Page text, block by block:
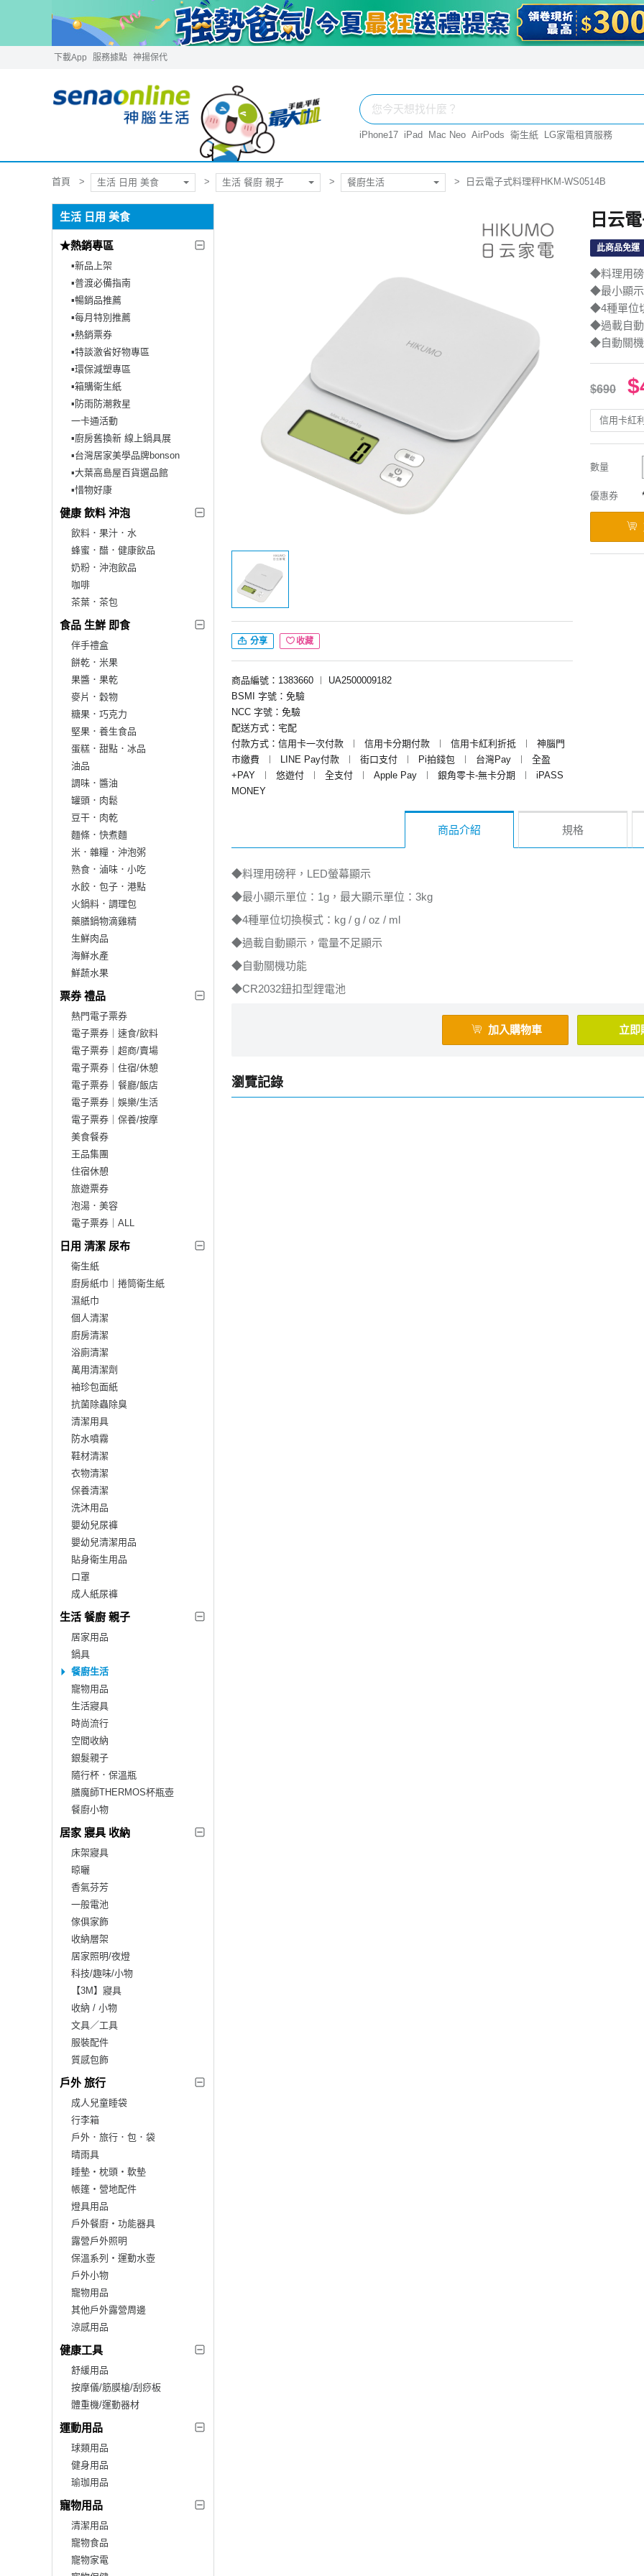
下載App 服務據點 神揚保代
iPhone17 iPad Mac Neo AirPods 衛生紙 LG家電租賃服務
首頁 生活 日用 美食 生活 餐廚 親子 餐廚生活 日云電子式料理秤HKM-WS0514B
生活 日用 美食
★熱銷專區
▪︎新品上架
▪︎普渡必備指南
▪︎暢銷品推薦
▪︎每月特別推薦
▪︎熱銷票券
▪︎特談激省好物專區
▪︎環保減塑專區
▪︎箱購衛生紙
▪︎防雨防潮救星
一卡通活動
▪︎廚房舊換新 線上鍋具展
▪︎台灣居家美學品牌bonson
▪︎大葉高島屋百貨選品館
▪︎惜物好康
健康 飲料 沖泡
飲料．果汁．水
蜂蜜．醋．健康飲品
奶粉．沖泡飲品
咖啡
茶葉．茶包
食品 生鮮 即食
伴手禮盒
餅乾．米果
果醬．果乾
麥片．穀物
糖果．巧克力
堅果．養生食品
蛋糕．甜點．冰品
油品
調味．醬油
罐頭．肉鬆
豆干．肉乾
麵條．快煮麵
米．雜糧．沖泡粥
熟食．滷味．小吃
水餃．包子．港點
火鍋料．調理包
藥膳鍋物滴雞精
生鮮肉品
海鮮水產
鮮蔬水果
票券 禮品
熱門電子票券
電子票券｜速食/飲料
電子票券｜超商/賣場
電子票券｜住宿/休憩
電子票券｜餐廳/飯店
電子票券｜娛樂/生活
電子票券｜保養/按摩
美食餐券
王品集團
住宿休憩
旅遊票券
泡湯．美容
電子票券｜ALL
日用 清潔 尿布
衛生紙
廚房紙巾｜捲筒衛生紙
濕紙巾
個人清潔
廚房清潔
浴廁清潔
萬用清潔劑
袖珍包面紙
抗菌除蟲除臭
清潔用具
防水噴霧
鞋材清潔
衣物清潔
保養清潔
洗沐用品
嬰幼兒尿褲
嬰幼兒清潔用品
貼身衛生用品
口罩
成人紙尿褲
生活 餐廚 親子
居家用品
鍋具
餐廚生活
寵物用品
生活寢具
時尚流行
空間收納
銀髮親子
隨行杯．保溫瓶
膳魔師THERMOS杯瓶壺
餐廚小物
居家 寢具 收納
床架寢具
晾曬
香氣芬芳
一般電池
傢俱家飾
收納層架
居家照明/夜燈
科技/趣味/小物
【3M】寢具
收納 / 小物
文具／工具
服裝配件
質感包飾
戶外 旅行
成人兒童睡袋
行李箱
戶外．旅行．包．袋
晴雨具
睡墊‧枕頭‧軟墊
帳篷‧營地配件
燈具用品
戶外餐廚‧功能器具
露營戶外照明
保溫系列‧運動水壺
戶外小物
寵物用品
其他戶外露營周邊
涼感用品
健康工具
舒緩用品
按摩儀/筋膜槍/刮痧板
體重機/運動器材
運動用品
球類用品
健身用品
瑜珈用品
寵物用品
清潔用品
寵物食品
寵物家電
分享 收藏
商品編號：1383660 ︱
UA2500009182
BSMI 字號：免驗
NCC 字號：免驗
配送方式：宅配
付款方式：信用卡一次付款
︱ 信用卡分期付款 ︱ 信用卡紅利折抵 ︱
神腦門
市繳費
︱ LINE Pay付款 ︱ 街口支付 ︱ Pi拍錢包 ︱ 台灣Pay ︱
全盈
+PAY
︱ 悠遊付 ︱ 全支付 ︱ Apple Pay ︱ 銀角零卡-無卡分期 ︱
iPASS
MONEY
日云
此商品免運
◆料理用磅
◆最小顯示
◆4種單位
◆過載自動
◆自動關
$690
信用卡紅
數量
優惠券
商品介紹 規格
◆料理用磅秤，LED螢幕顯示
◆最小顯示單位：1g，最大顯示單位：3kg
◆4種單位切換模式：kg / g / oz / ml
◆過載自動顯示，電量不足顯示
◆自動關機功能
◆CR2032鈕扣型鋰電池
加入購物車 立即
瀏覽記錄